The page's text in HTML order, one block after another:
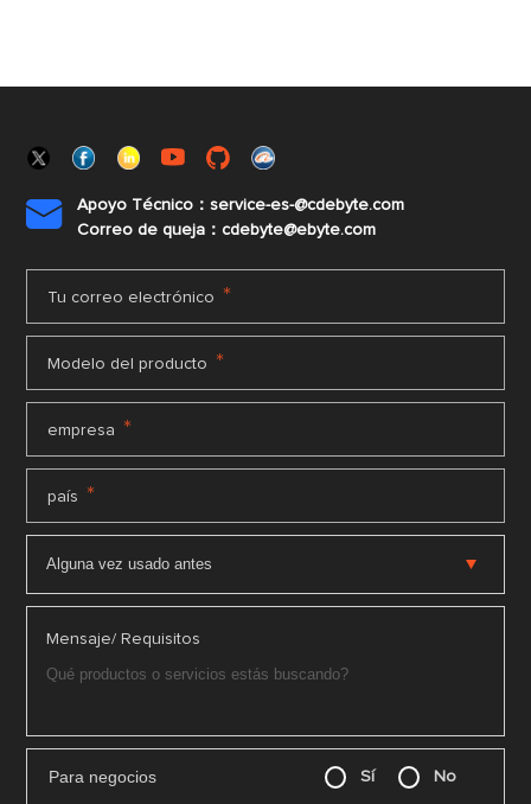

Apoyo Técnico：service-es-@cdebyte.com
Correo de queja：cdebyte@ebyte.com
Tu correo electrónico *
Modelo del producto *
empresa *
país *
Mensaje/ Requisitos
Para negocios Sí No